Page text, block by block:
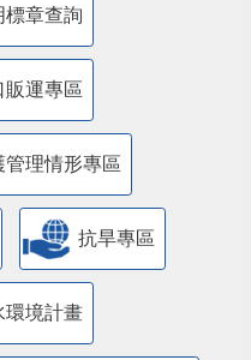
標章查詢
販運專區
理情形專區
抗旱專區
環境計畫